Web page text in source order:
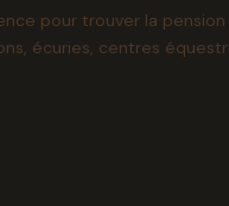
pour trouver la
écuries, centres